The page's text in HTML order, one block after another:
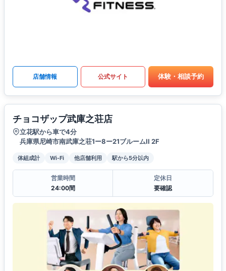
店舗情報 公式サイト 体験・相談予約
チョコザップ武庫之荘店
立花駅から車で4分
兵庫県尼崎市南武庫之荘1ー8ー21ブルームII 2F
体組成計 Wi-Fi 他店舗利用 駅から5分以内
営業時間
24:00間
定休日
要確認